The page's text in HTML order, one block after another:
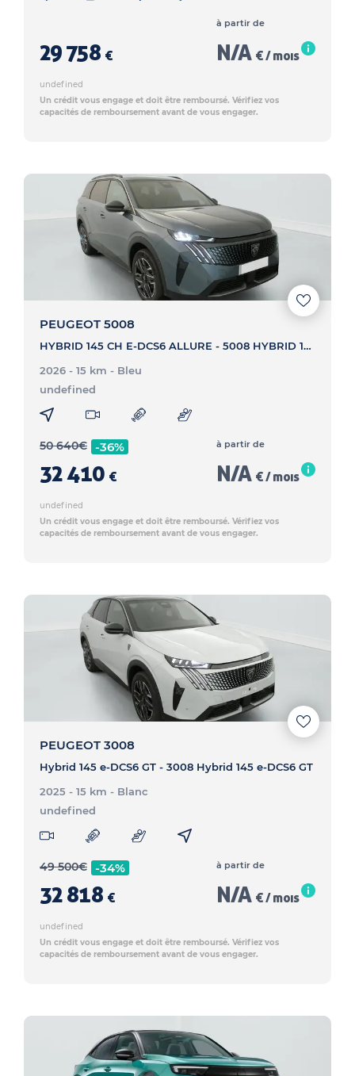
29 758 €
à partir de
N/A € / mois
undefined
Un crédit vous engage et doit être remboursé. Vérifiez vos
capacités de remboursement avant de vous engager.
PEUGEOT 5008
HYBRID 145 CH E-DCS6 ALLURE - 5008 HYBRID 145 CH E-DCS6 ALLURE
2026 - 15 km - Bleu
undefined
50 640€ -36%
32 410 €
à partir de
N/A € / mois
undefined
Un crédit vous engage et doit être remboursé. Vérifiez vos
capacités de remboursement avant de vous engager.
PEUGEOT 3008
Hybrid 145 e-DCS6 GT - 3008 Hybrid 145 e-DCS6 GT
2025 - 15 km - Blanc
undefined
49 500€ -34%
32 818 €
à partir de
N/A € / mois
undefined
Un crédit vous engage et doit être remboursé. Vérifiez vos
capacités de remboursement avant de vous engager.